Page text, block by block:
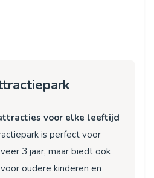
voor elke leeftijd
is perfect voor
3 jaar, maar biedt ook
oudere kinderen en